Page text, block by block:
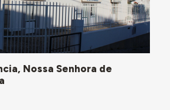
Nossa Senhora de